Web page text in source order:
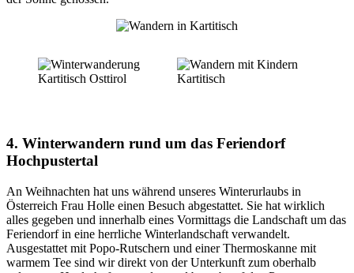
4. Winterwandern rund um das Feriendorf
Hochpustertal
An Weihnachten hat uns während unseres Winterurlaubs in
Österreich Frau Holle einen Besuch abgestattet. Sie hat wirklich
alles gegeben und innerhalb eines Vormittags die Landschaft um das
Feriendorf in eine herrliche Winterlandschaft verwandelt.
Ausgestattet mit Popo-Rutschern und einer Thermoskanne mit
warmem Tee sind wir direkt von der Unterkunft zum oberhalb